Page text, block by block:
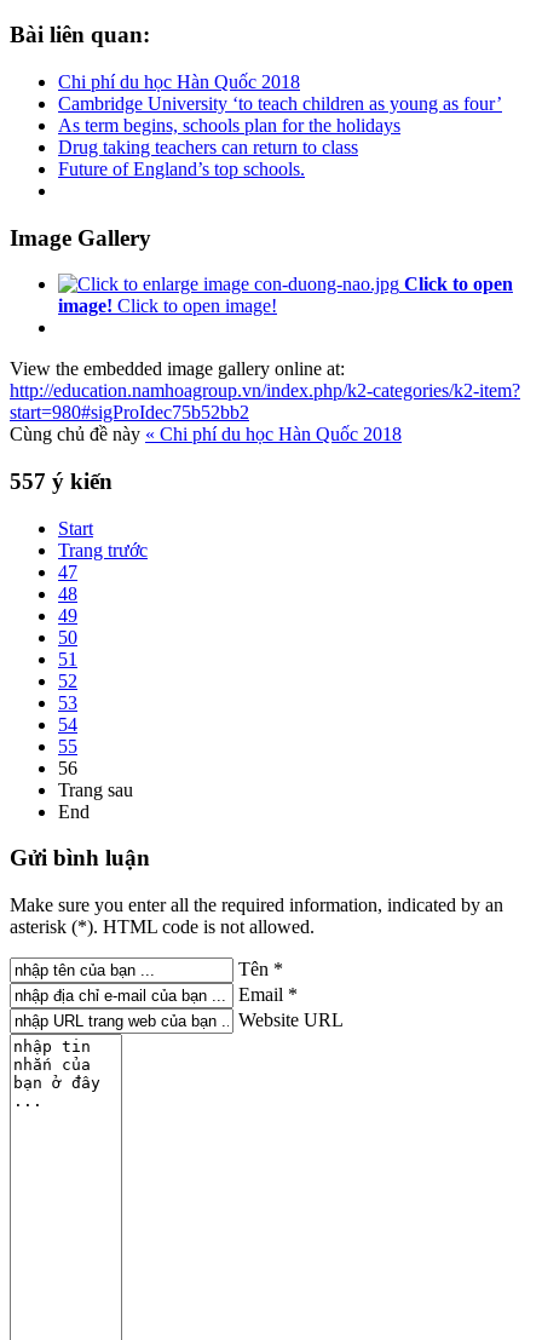
Bài liên quan:
Chi phí du học Hàn Quốc 2018
Cambridge University ‘to teach children as young as four’
As term begins, schools plan for the holidays
Drug taking teachers can return to class
Future of England’s top schools.
Image Gallery
Click to open
image! Click to open image!
View the embedded image gallery online at:
http://education.namhoagroup.vn/index.php/k2-categories/k2-item?
start=980#sigProIdec75b52bb2
Cùng chủ đề này « Chi phí du học Hàn Quốc 2018
557 ý kiến
Start
Trang trước
47
48
49
50
51
52
53
54
55
56
Trang sau
End
Gửi bình luận
Make sure you enter all the required information, indicated by an
asterisk (*). HTML code is not allowed.
Tên *
Email *
Website URL